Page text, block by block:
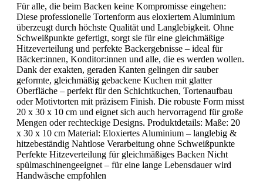
Für alle, die beim Backen keine Kompromisse eingehen:
Diese professionelle Tortenform aus eloxiertem Aluminium
überzeugt durch höchste Qualität und Langlebigkeit. Ohne
Schweißpunkte gefertigt, sorgt sie für eine gleichmäßige
Hitzeverteilung und perfekte Backergebnisse – ideal für
Bäcker:innen, Konditor:innen und alle, die es werden wollen.
Dank der exakten, geraden Kanten gelingen dir sauber
geformte, gleichmäßig gebackene Kuchen mit glatter
Oberfläche – perfekt für den Schichtkuchen, Tortenaufbau
oder Motivtorten mit präzisem Finish. Die robuste Form misst
20 x 30 x 10 cm und eignet sich auch hervorragend für große
Mengen oder rechteckige Designs. Produktdetails: Maße: 20
x 30 x 10 cm Material: Eloxiertes Aluminium – langlebig &
hitzebeständig Nahtlose Verarbeitung ohne Schweißpunkte
Perfekte Hitzeverteilung für gleichmäßiges Backen Nicht
spülmaschinengeeignet – für eine lange Lebensdauer wird
Handwäsche empfohlen